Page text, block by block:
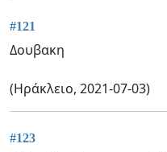
#121
Δουβακη
(Ηράκλειο, 2021-07-03)
#123